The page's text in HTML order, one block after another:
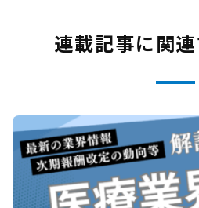
連載記事に関